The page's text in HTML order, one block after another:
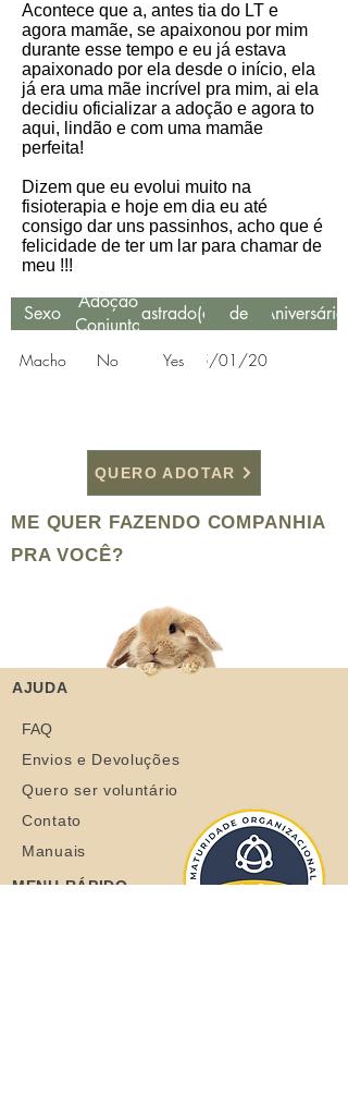
Acontece que a, antes tia do LT e
agora mamãe, se apaixonou por mim
durante esse tempo e eu já estava
apaixonado por ela desde o início, ela
já era uma mãe incrível pra mim, ai ela
decidiu oficializar a adoção e agora to
aqui, lindão e com uma mamãe
perfeita!
Dizem que eu evolui muito na
fisioterapia e hoje em dia eu até
consigo dar uns passinhos, acho que é
felicidade de ter um lar para chamar de
meu !!!
Sexo
Adoção
Conjunta
Castrado(a)
de
Resgate
Aniversário
Macho No Yes 15/01/2019
QUERO ADOTAR
ME QUER FAZENDO COMPANHIA
PRA VOCÊ?
AJUDA
FAQ
Envios e Devoluções
Quero ser voluntário
Contato
Manuais
MENU RÁPIDO